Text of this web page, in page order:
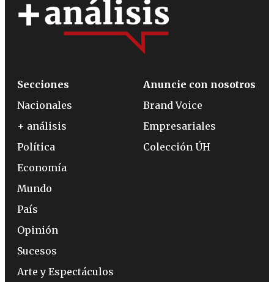
Secciones
Nacionales
+ análisis
Política
Economía
Mundo
País
Opinión
Sucesos
Arte y Espectáculos
Anuncie con nosotros
Brand Voice
Empresariales
Colección ÚH